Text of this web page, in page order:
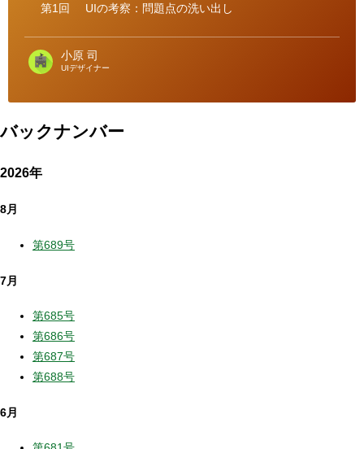
第1回 UIの考察：問題点の洗い出し
小原 司
UIデザイナー
バックナンバー
2026年
8月
第689号
7月
第685号
第686号
第687号
第688号
6月